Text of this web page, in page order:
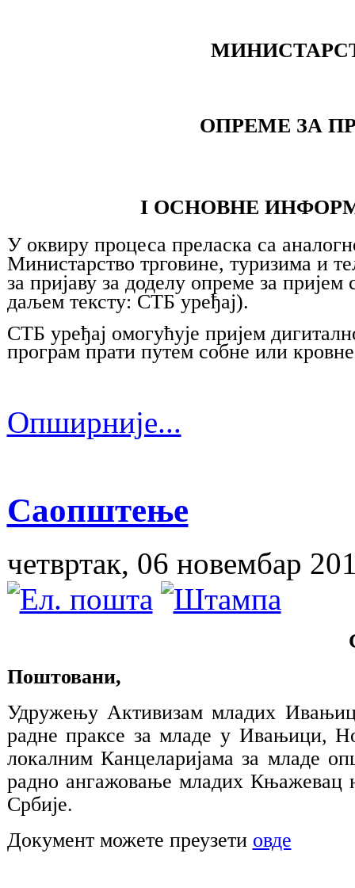
МИНИСТАРСТВО
ОПРЕМЕ ЗА ПРИЈЕМ
I ОСНОВНЕ
У оквиру процеса преласка са
Министарство трговине, туризима и
за пријаву за доделу опреме за
даљем тексту: СТБ уређај).
СТБ уређај омогућује пријем
програм прати путем собне или
Опширније...
Саопштење
четвртак, 06 новембар
Поштовани,
Удружењу Активизам младих
радне праксе за младе у Ивањици,
локалним Канцеларијама за младе
радно ангажовање младих Књажевац
Србије.
Документ можете преузети овде